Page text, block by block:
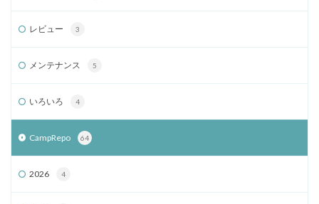
レビュー 3
メンテナンス 5
いろいろ 4
CampRepo 64
2026 4